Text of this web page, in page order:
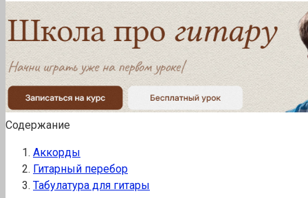
Содержание
Аккорды
Гитарный перебор
Табулатура для гитары